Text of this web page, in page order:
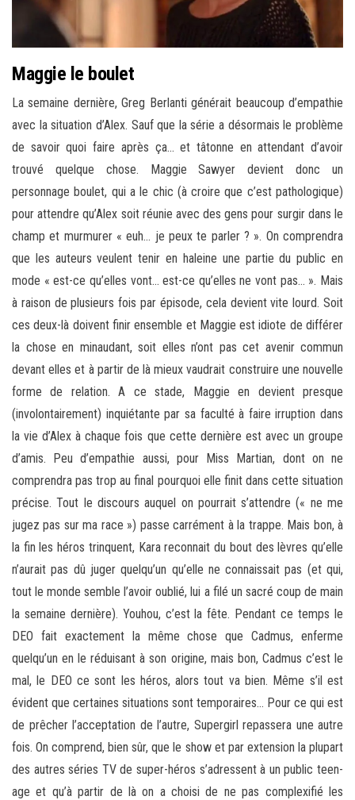
Maggie le boulet
La semaine dernière, Greg Berlanti générait beaucoup d’empathie
avec la situation d’Alex. Sauf que la série a désormais le problème
de savoir quoi faire après ça… et tâtonne en attendant d’avoir
trouvé quelque chose. Maggie Sawyer devient donc un
personnage boulet, qui a le chic (à croire que c’est pathologique)
pour attendre qu’Alex soit réunie avec des gens pour surgir dans le
champ et murmurer « euh… je peux te parler ? ». On comprendra
que les auteurs veulent tenir en haleine une partie du public en
mode « est-ce qu’elles vont… est-ce qu’elles ne vont pas… ». Mais
à raison de plusieurs fois par épisode, cela devient vite lourd. Soit
ces deux-là doivent finir ensemble et Maggie est idiote de différer
la chose en minaudant, soit elles n’ont pas cet avenir commun
devant elles et à partir de là mieux vaudrait construire une nouvelle
forme de relation. A ce stade, Maggie en devient presque
(involontairement) inquiétante par sa faculté à faire irruption dans
la vie d’Alex à chaque fois que cette dernière est avec un groupe
d’amis. Peu d’empathie aussi, pour Miss Martian, dont on ne
comprendra pas trop au final pourquoi elle finit dans cette situation
précise. Tout le discours auquel on pourrait s’attendre (« ne me
jugez pas sur ma race ») passe carrément à la trappe. Mais bon, à
la fin les héros trinquent, Kara reconnait du bout des lèvres qu’elle
n’aurait pas dû juger quelqu’un qu’elle ne connaissait pas (et qui,
tout le monde semble l’avoir oublié, lui a filé un sacré coup de main
la semaine dernière). Youhou, c’est la fête. Pendant ce temps le
DEO fait exactement la même chose que Cadmus, enferme
quelqu’un en le réduisant à son origine, mais bon, Cadmus c’est le
mal, le DEO ce sont les héros, alors tout va bien. Même s’il est
évident que certaines situations sont temporaires… Pour ce qui est
de prêcher l’acceptation de l’autre, Supergirl repassera une autre
fois. On comprend, bien sûr, que le show et par extension la plupart
des autres séries TV de super-héros s’adressent à un public teen-
age et qu’à partir de là on a choisi de ne pas complexifié les